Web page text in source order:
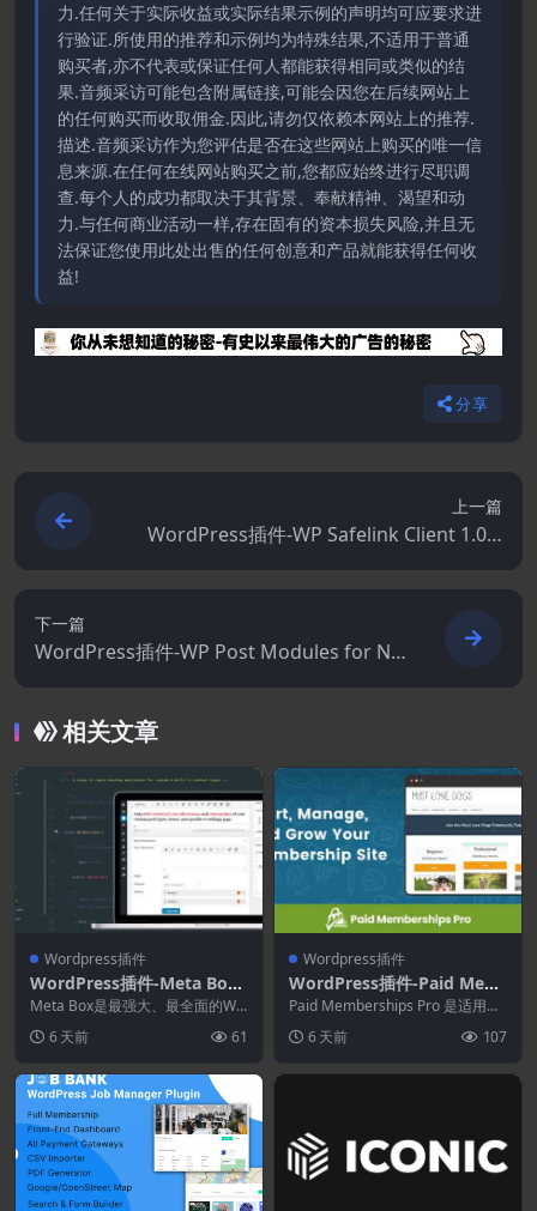
力.任何关于实际收益或实际结果示例的声明均可应要求进
行验证.所使用的推荐和示例均为特殊结果,不适用于普通
购买者,亦不代表或保证任何人都能获得相同或类似的结
果.音频采访可能包含附属链接,可能会因您在后续网站上
的任何购买而收取佣金.因此,请勿仅依赖本网站上的推荐.
描述.音频采访作为您评估是否在这些网站上购买的唯一信
息来源.在任何在线网站购买之前,您都应始终进行尽职调
查.每个人的成功都取决于其背景、奉献精神、渴望和动
力.与任何商业活动一样,存在固有的资本损失风险,并且无
法保证您使用此处出售的任何创意和产品就能获得任何收
益!
分享
上一篇
WordPress插件-WP Safelink Client 1.0.3
[WP Safelink拓展]–将您的下载链接转换为A
dsense
下一篇
WordPress插件-WP Post Modules for Ne
wsPaper and Magazine Layouts 3.2.0
相关文章
Wordpress插件
WordPress插件-Meta Box
5.10.13–WordPress自定义
字段和自定义Meta Boxes框
架
Meta Box是最强大、最全面的Wo
r... 6 天前 61
Wordpress插件
WordPress插件-Paid Mem
berships Pro 3.8.3+Addon
s–WordPress会员插件和订
阅平台
Paid Memberships Pro 是适用于
6 天前 107